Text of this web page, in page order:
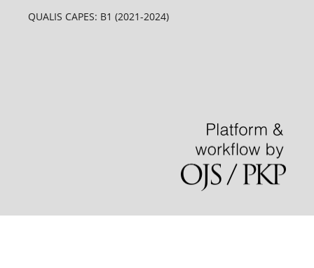
QUALIS CAPES: B1 (2021-2024)